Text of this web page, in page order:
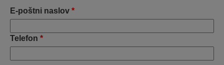
E-poštni naslov *
Telefon *